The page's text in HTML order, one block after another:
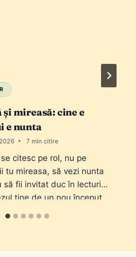
și mireasă: cine e
e nunta
7
citesc pe rol, nu pe
tu mireasa, să vezi nunta
să fii invitat duc în lecturi
ține de un nou început.